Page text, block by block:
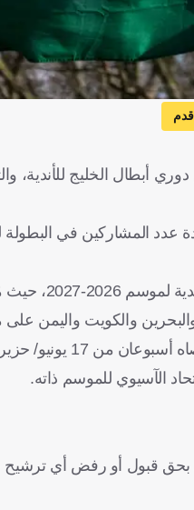
واعتمد الاتحاد آلية
والكويت واليمن على
ووجّه الاتحاد دعوة رسمية إلى
الآسيوي للموسم ذاته.
قبول أو رفض أي ترشيح لا